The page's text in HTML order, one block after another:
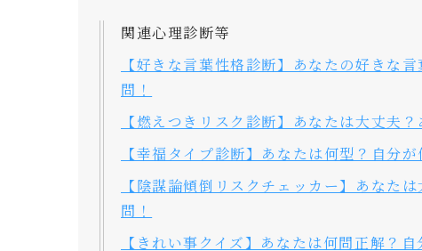
関連心理診断等
【好きな言葉性格診断】あなたの好きな
問！
【燃えつきリスク診断】あなたは大丈夫
【幸福タイプ診断】あなたは何型？自分
【陰謀論傾倒リスクチェッカー】あなた
問！
【きれい事クイズ】あなたは何問正解？